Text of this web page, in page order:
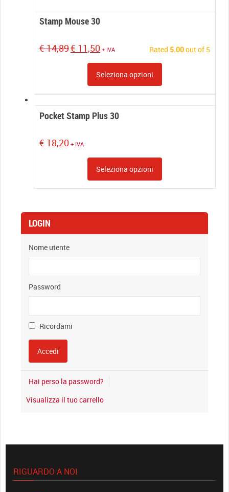
Stamp Mouse 30
Rated 5.00out of 5
€14,89Original
€ 11,50Current
€ 11,50.
+ IVA
Seleziona opzioni
Pocket Stamp Plus 30
€ 18,20 + IVA
Seleziona opzioni
LOGIN
Nome utente
Password
Ricordami
Hai perso la password?
Visualizza il tuo carrello
RIGUARDO A NOI